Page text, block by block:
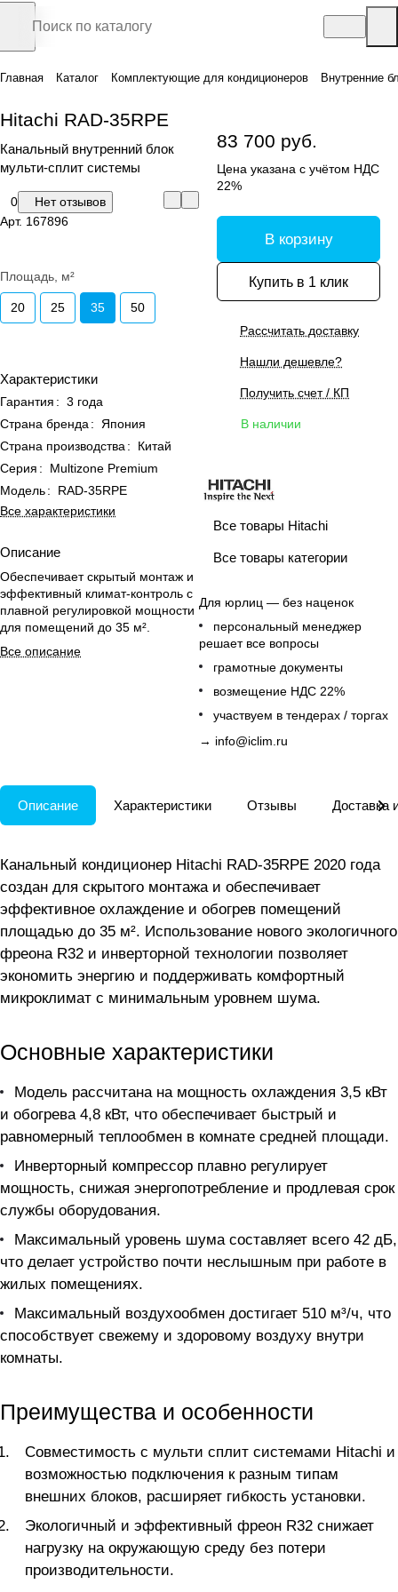
Главная Каталог Комплектующие для кондиционеров Внутренние
Hitachi RAD-35RPE
Канальный внутренний блок
мульти-сплит системы
0
Нет отзывов
Арт. 167896
Площадь, м²
20 25 35 50
Характеристики
Гарантия : 3 года
Страна бренда :
Япония
Страна производства :
Китай
Серия :
Multizone Premium
Модель:
RAD-35RPE
Все характеристики
Описание
Обеспечивает скрытый монтаж и
эффективный климат-контроль с
плавной регулировкой мощности
для помещений до 35 м².
Все описание
83 700 руб.
Цена указана с учётом НДС
22%
В корзину
Купить в 1 клик
Рассчитать доставку
Нашли дешевле?
Получить счет / КП
В наличии
Все товары Hitachi
Все товары категории
Для юрлиц — без наценок
персональный менеджер
решает все вопросы
грамотные документы
возмещение НДС 22%
участвуем в тендерах / торгах
→ info@iclim.ru
Описание Характеристики Отзывы Доставка
Канальный кондиционер Hitachi RAD-35RPE 2020 года
создан для скрытого монтажа и обеспечивает
эффективное охлаждение и обогрев помещений
площадью до 35 м². Использование нового экологичного
фреона R32 и инверторной технологии позволяет
экономить энергию и поддерживать комфортный
микроклимат с минимальным уровнем шума.
Основные характеристики
Модель рассчитана на мощность охлаждения 3,5 кВт
и обогрева 4,8 кВт, что обеспечивает быстрый и
равномерный теплообмен в комнате средней площади.
Инверторный компрессор плавно регулирует
мощность, снижая энергопотребление и продлевая срок
службы оборудования.
Максимальный уровень шума составляет всего 42 дБ,
что делает устройство почти неслышным при работе в
жилых помещениях.
Максимальный воздухообмен достигает 510 м³/ч, что
способствует свежему и здоровому воздуху внутри
комнаты.
Преимущества и особенности
Совместимость с мульти сплит системами Hitachi и
возможностью подключения к разным типам
внешних блоков, расширяет гибкость установки.
Экологичный и эффективный фреон R32 снижает
нагрузку на окружающую среду без потери
производительности.